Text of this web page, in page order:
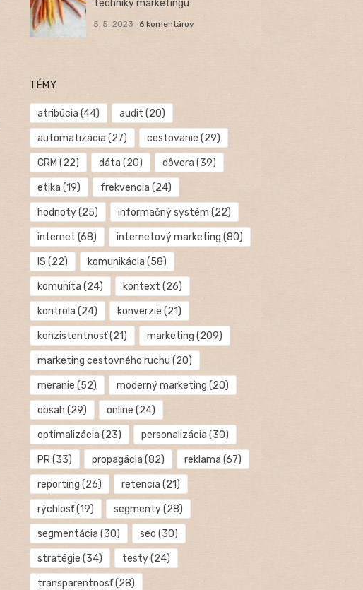
techniky marketingu
5. 5. 2023 6 komentárov
TÉMY
atribúcia (44) audit (20)
automatizácia (27) cestovanie (29)
CRM (22) dáta (20) dôvera (39)
etika (19) frekvencia (24)
hodnoty(25) informačný systém (22)
internet (68) internetový marketing (80)
IS (22) komunikácia (58)
komunita (24) kontext (26)
kontrola (24) konverzie (21)
konzistentnosť(21) marketing (209)
marketing cestovného ruchu (20)
meranie (52) moderný marketing (20)
obsah (29) online (24)
optimalizácia (23) personalizácia (30)
PR(33) propagácia (82) reklama (67)
reporting (26) retencia (21)
rýchlosť(19) segmenty(28)
segmentácia (30) seo (30)
stratégie (34) testy(24)
transparentnosť(28)